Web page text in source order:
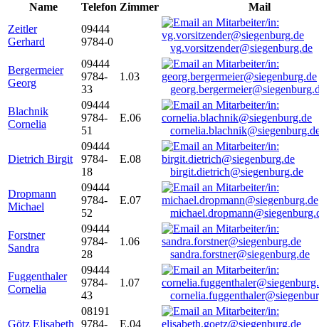
Name
Telefon Zimmer
Mail
Zeitler
Gerhard
09444
9784-0
vg.vorsitzender@siegenburg.de
Bergermeier
Georg
09444
9784-
33
1.03
Blachnik
Cornelia
09444
9784-
51
E.06
Dietrich Birgit
09444
9784-
18
E.08
birgit.dietrich@siegenburg.de
Dropmann
Michael
09444
9784-
52
E.07
Forstner
Sandra
09444
9784-
28
1.06
sandra.forstner@siegenburg.de
Fuggenthaler
Cornelia
09444
9784-
43
1.07
Götz Elisabeth
08191
9784-
E.04